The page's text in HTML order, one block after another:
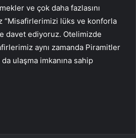
ve çok daha fazlasını
“Misafirlerimizi lüks ve konforla
davet ediyoruz. Otelimizde
aynı zamanda Piramitler
ulaşma imkanına sahip